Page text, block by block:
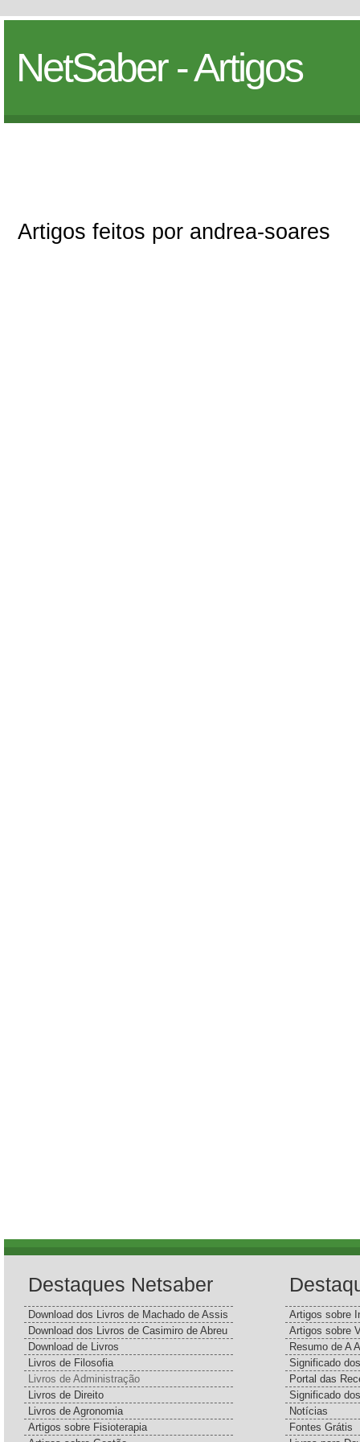
NetSaber - Artigos
Artigos feitos por andrea-soares
Destaques Netsaber
Download dos Livros de Machado de Assis
Download dos Livros de Casimiro de Abreu
Download de Livros
Livros de Filosofia
Livros de Administração
Livros de Direito
Livros de Agronomia
Artigos sobre Fisioterapia
Artigos sobre
Artigos sobre
Resumo de A
Significado
Portal das
Significado
Notícias
Fontes Grátis